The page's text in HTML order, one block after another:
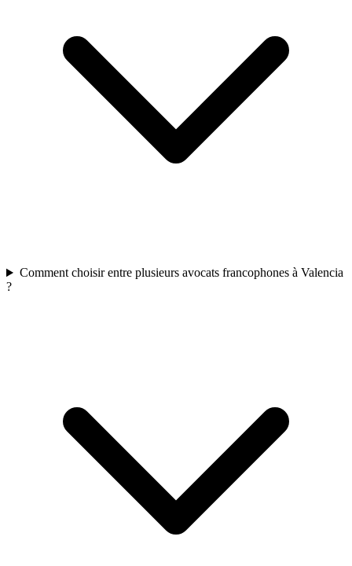
Comment choisir entre plusieurs avocats francophones à Valencia
?